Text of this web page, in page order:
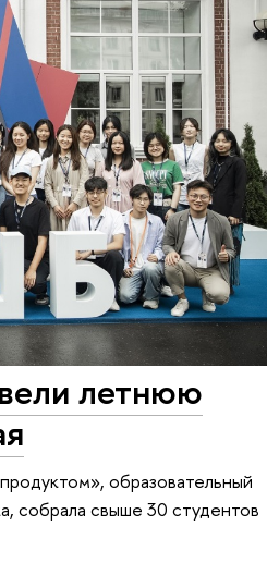
летнюю
образовательный
собрала свыше 30 студентов